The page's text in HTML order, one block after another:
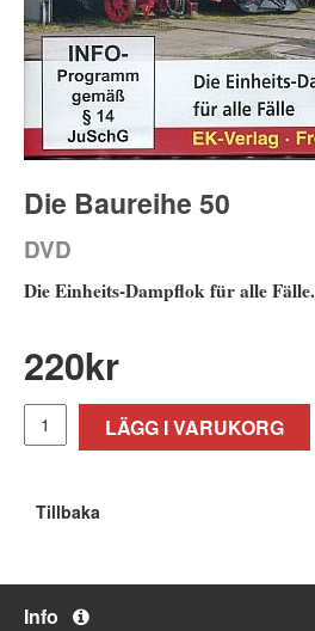
Die Baureihe 50
DVD
Die Einheits-Dampflok für alle Fälle.
220kr
LÄGG I VARUKORG
Tillbaka
Info